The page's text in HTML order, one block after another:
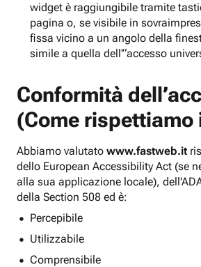
widget è raggiungibile tramite
pagina o, se visibile in
fissa vicino a un angolo della
simile a quella dell'“accesso
Conformità
(Come
Abbiamo valutato www.fastweb.it
dello European Accessibility Act (se
alla sua applicazione locale),
della Section 508 ed è:
Percepibile
Utilizzabile
Comprensibile